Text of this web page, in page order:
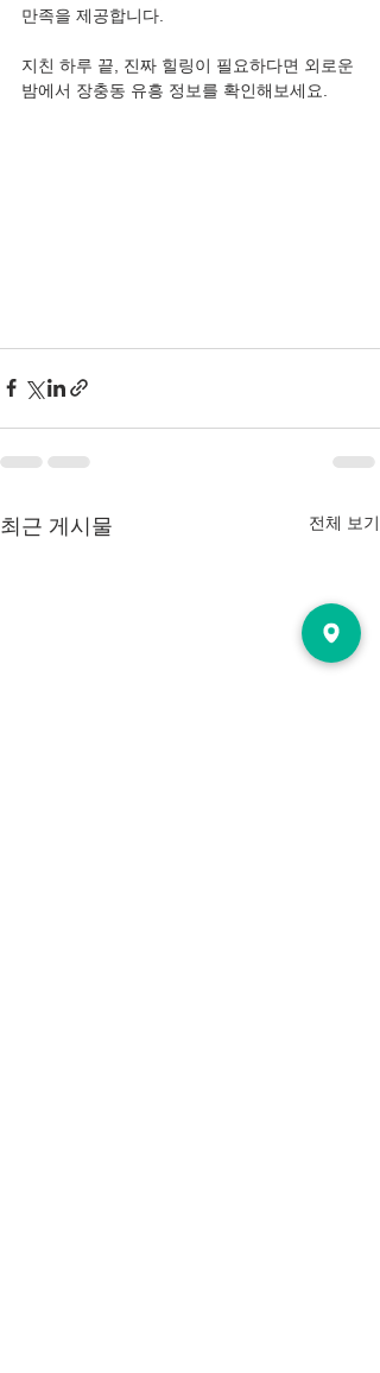
만족을 제공합니다.
지친 하루 끝, 진짜 힐링이 필요하다면 외로운
밤에서 장충동 유흥 정보를 확인해보세요.
최근 게시물 전체 보기